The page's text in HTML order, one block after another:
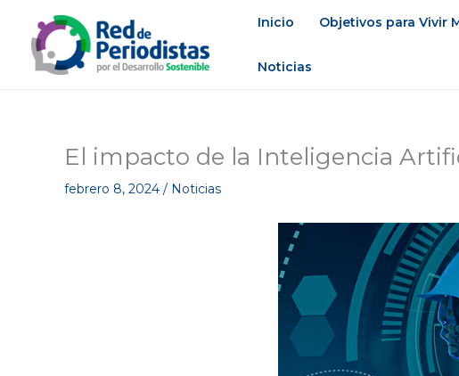
contenido
Inicio Objetivos para Vivir
Noticias
El impacto de la Inteligencia
febrero 8, 2024 / Noticias